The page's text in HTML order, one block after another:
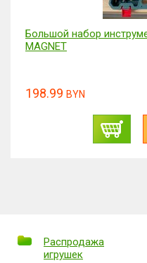
Большой набор
MAGNET
198.99 BYN
Распродажа
игрушек